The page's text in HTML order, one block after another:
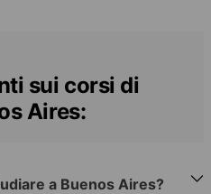
sui corsi di
Aires:
a Buenos Aires?